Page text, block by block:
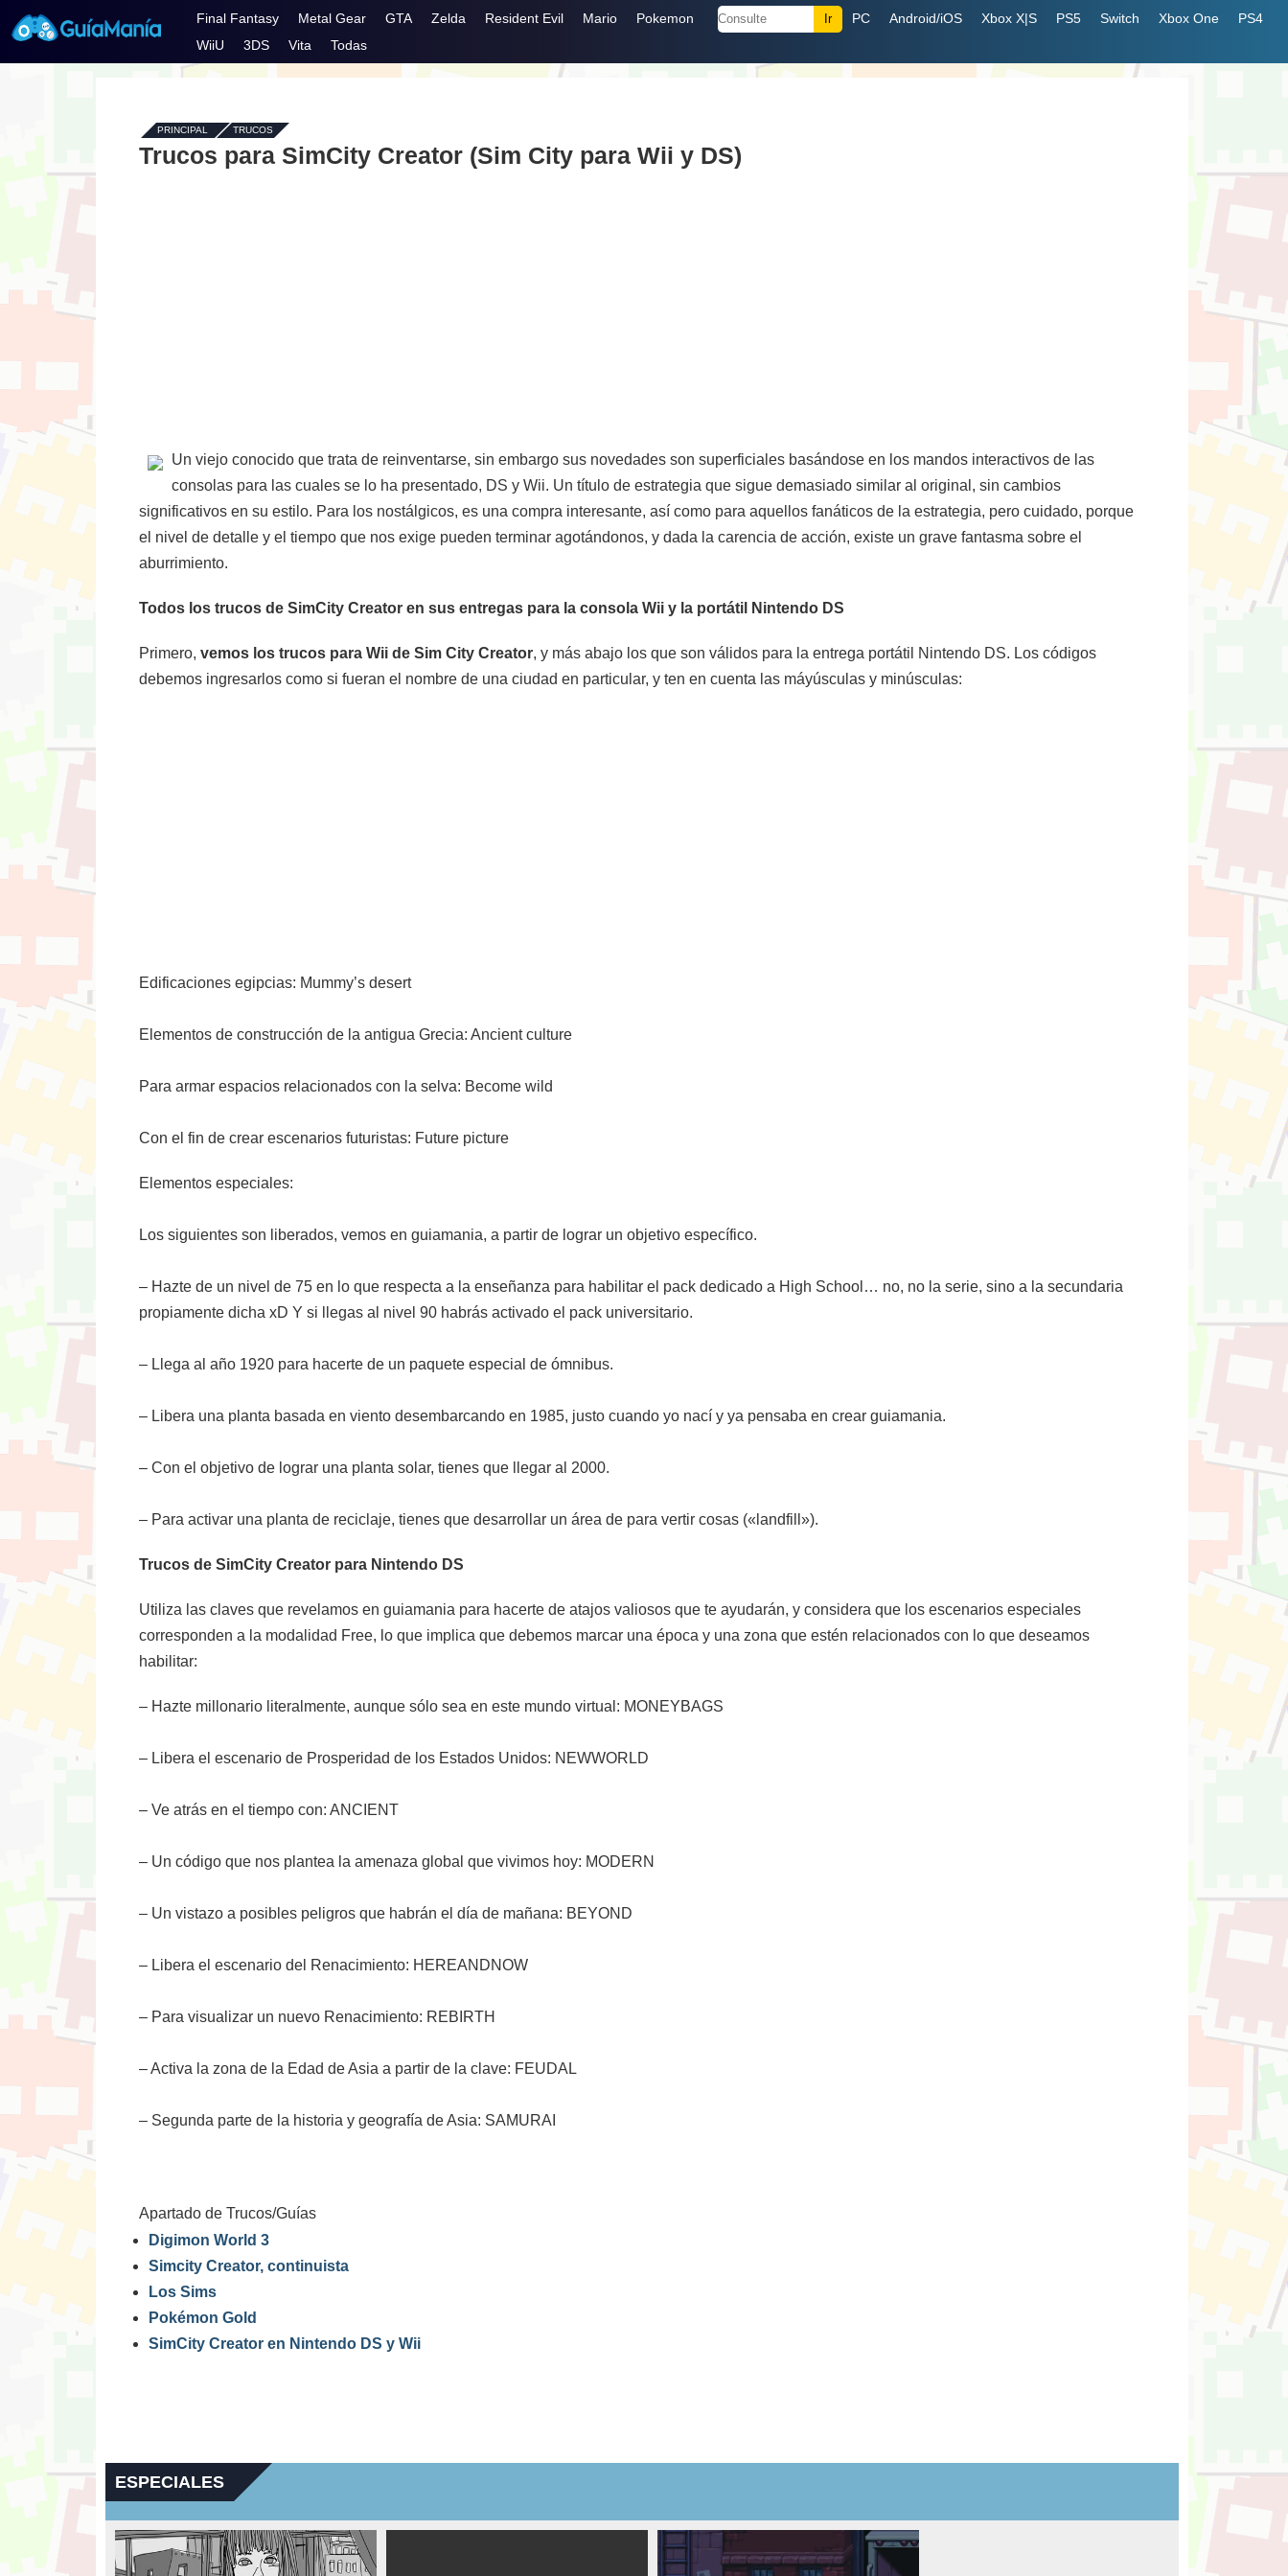
Final Fantasy Metal Gear GTA Zelda Resident Evil Mario Pokemon PC Android/iOS Xbox X|S PS5 Switch Xbox One
PS4
WiiU
3DS Vita Todas
PRINCIPAL - TRUCOS
Trucos para SimCity Creator (Sim City para Wii y DS)
Un viejo conocido que trata de reinventarse, sin embargo sus novedades son superficiales basándose en los mandos interactivos de las
consolas para las cuales se lo ha presentado, DS y Wii. Un título de estrategia que sigue demasiado similar al original, sin cambios
significativos en su estilo. Para los nostálgicos, es una compra interesante, así como para aquellos fanáticos de la estrategia, pero cuidado, porque
el nivel de detalle y el tiempo que nos exige pueden terminar agotándonos, y dada la carencia de acción, existe un grave fantasma sobre el
aburrimiento.
Todos los trucos de SimCity Creator en sus entregas para la consola Wii y la portátil Nintendo DS
Primero, vemos los trucos para Wii de Sim City Creator, y más abajo los que son válidos para la entrega portátil Nintendo DS. Los códigos
debemos ingresarlos como si fueran el nombre de una ciudad en particular, y ten en cuenta las máyúsculas y minúsculas:
Edificaciones egipcias: Mummy’s desert
Elementos de construcción de la antigua Grecia: Ancient culture
Para armar espacios relacionados con la selva: Become wild
Con el fin de crear escenarios futuristas: Future picture
Elementos especiales:
Los siguientes son liberados, vemos en guiamania, a partir de lograr un objetivo específico.
– Hazte de un nivel de 75 en lo que respecta a la enseñanza para habilitar el pack dedicado a High School… no, no la serie, sino a la secundaria
propiamente dicha xD Y si llegas al nivel 90 habrás activado el pack universitario.
– Llega al año 1920 para hacerte de un paquete especial de ómnibus.
– Libera una planta basada en viento desembarcando en 1985, justo cuando yo nací y ya pensaba en crear guiamania.
– Con el objetivo de lograr una planta solar, tienes que llegar al 2000.
– Para activar una planta de reciclaje, tienes que desarrollar un área de para vertir cosas («landfill»).
Trucos de SimCity Creator para Nintendo DS
Utiliza las claves que revelamos en guiamania para hacerte de atajos valiosos que te ayudarán, y considera que los escenarios especiales
corresponden a la modalidad Free, lo que implica que debemos marcar una época y una zona que estén relacionados con lo que deseamos
habilitar:
– Hazte millonario literalmente, aunque sólo sea en este mundo virtual: MONEYBAGS
– Libera el escenario de Prosperidad de los Estados Unidos: NEWWORLD
– Ve atrás en el tiempo con: ANCIENT
– Un código que nos plantea la amenaza global que vivimos hoy: MODERN
– Un vistazo a posibles peligros que habrán el día de mañana: BEYOND
– Libera el escenario del Renacimiento: HEREANDNOW
– Para visualizar un nuevo Renacimiento: REBIRTH
– Activa la zona de la Edad de Asia a partir de la clave: FEUDAL
– Segunda parte de la historia y geografía de Asia: SAMURAI
Apartado de Trucos/Guías
Digimon World 3
Simcity Creator, continuista
Los Sims
Pokémon Gold
SimCity Creator en Nintendo DS y Wii
ESPECIALES